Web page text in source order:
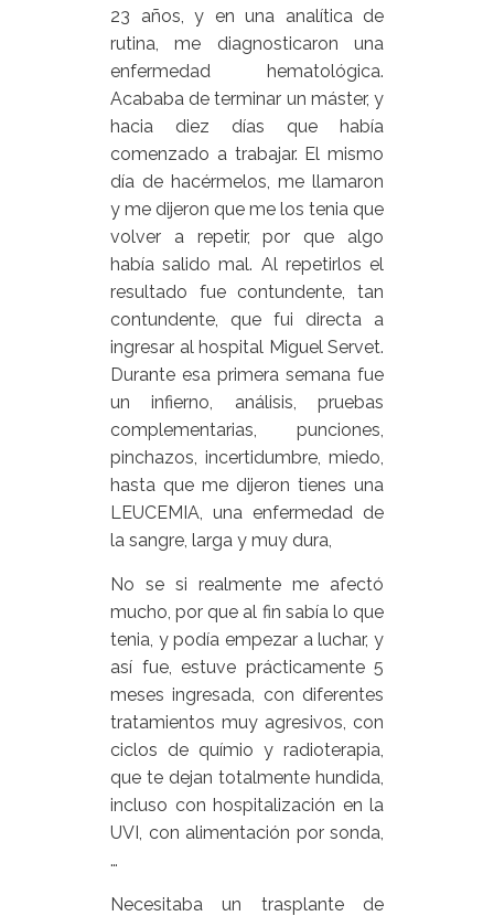
23 años, y en una analítica de
rutina, me diagnosticaron una
enfermedad hematológica.
Acababa de terminar un máster, y
hacia diez días que había
comenzado a trabajar. El mismo
día de hacérmelos, me llamaron
y me dijeron que me los tenia que
volver a repetir, por que algo
había salido mal. Al repetirlos el
resultado fue contundente, tan
contundente, que fui directa a
ingresar al hospital Miguel Servet.
Durante esa primera semana fue
un infierno, análisis, pruebas
complementarias, punciones,
pinchazos, incertidumbre, miedo,
hasta que me dijeron tienes una
LEUCEMIA, una enfermedad de
la sangre, larga y muy dura,
No se si realmente me afectó
mucho, por que al fin sabía lo que
tenia, y podía empezar a luchar, y
así fue, estuve prácticamente 5
meses ingresada, con diferentes
tratamientos muy agresivos, con
ciclos de químio y radioterapia,
que te dejan totalmente hundida,
incluso con hospitalización en la
UVI, con alimentación por sonda,
…
Necesitaba un trasplante de